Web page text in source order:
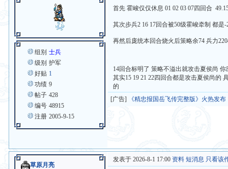
组别 士兵
级别 护军
好贴 1
功绩 9
帖子 428
编号 48915
注册 2005-9-15
首先 霍峻仅仅休息 01 02 03 07四回合
其次步兵2 16 17回合被50级霍峻牵制 都是
再然后庞统本回合烧火后策略余74 兵力
14回合标明了 策略不溢出就攻击夏侯尚
其实15 19 21 22四回合都是攻击夏侯尚的
的
[广告]
《精忠报国岳飞传完整版》火热发布
草原月亮
发表于 2026-8-1 17:00 资料 短消息 只看该